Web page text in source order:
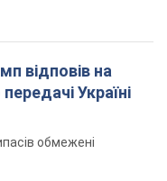
відповів на
Україні
обмежені